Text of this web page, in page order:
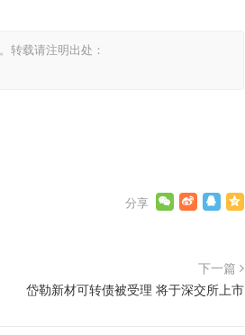
转载请注明出处：
下一篇
岱勒新材可转债被受理 将于深交所上市